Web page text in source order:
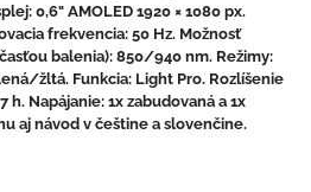
0,6" AMOLED 1920 × 1080 px.
frekvencia: 50 Hz. Možnosť
balenia): 850/940 nm. Režimy:
žltá. Funkcia: Light Pro. Rozlíšenie
h. Napájanie: 1x zabudovaná a 1x
aj návod v češtine a slovenčine.